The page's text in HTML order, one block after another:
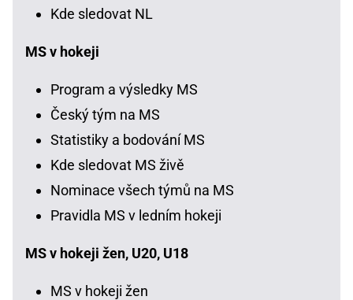
Kde sledovat NL
MS v hokeji
Program a výsledky MS
Český tým na MS
Statistiky a bodování MS
Kde sledovat MS živě
Nominace všech týmů na MS
Pravidla MS v ledním hokeji
MS v hokeji žen, U20, U18
MS v hokeji žen